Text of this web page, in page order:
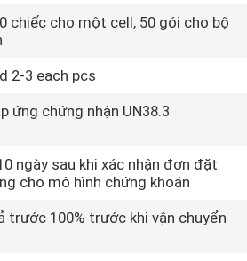
chiếc cho một cell, 50 gói cho bộ
2-3 each pcs
ứng chứng nhận UN38.3
ngày sau khi xác nhận đơn đặt
cho mô hình chứng khoán
trước 100% trước khi vận chuyển